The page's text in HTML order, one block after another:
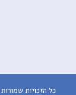
כל הזכויות שמורות לישראל